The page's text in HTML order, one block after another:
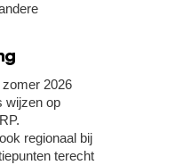
2026
wijzen op
regionaal bij
terecht